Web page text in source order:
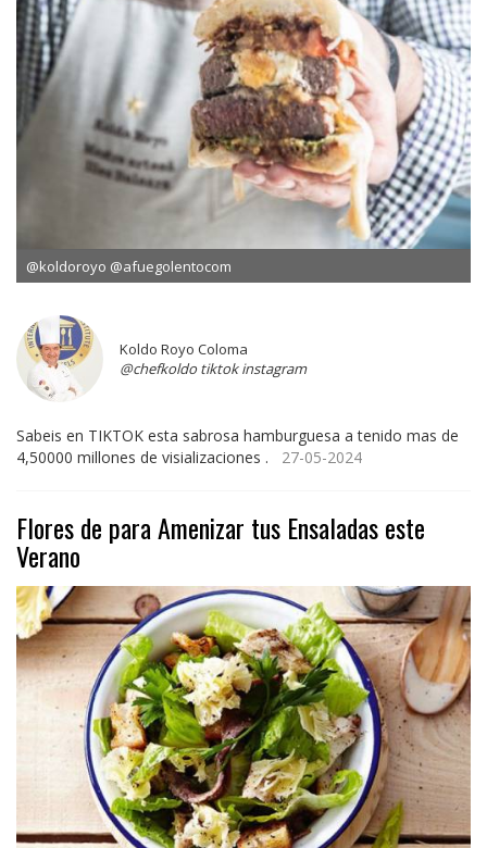
@koldoroyo @afuegolentocom
Koldo Royo Coloma
@chefkoldo tiktok instagram
Sabeis en TIKTOK esta sabrosa hamburguesa a tenido mas de
4,50000 millones de visializaciones . 27-05-2024
Flores de para Amenizar tus Ensaladas este
Verano